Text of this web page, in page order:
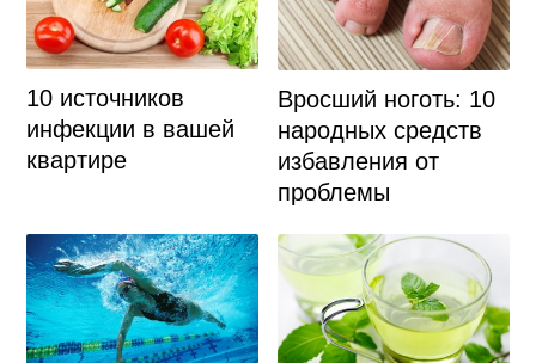
10 источников
инфекции в вашей
квартире
Вросший ноготь: 10
народных средств
избавления от
проблемы